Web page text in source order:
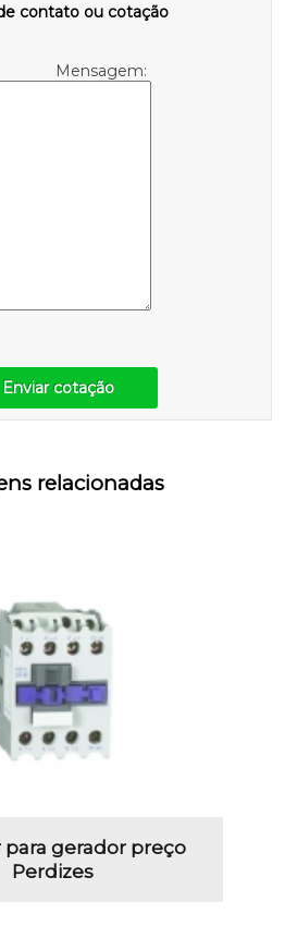
contato ou cotação
Mensagem:
Enviar cotação
relacionadas
gerador preço
Perdizes